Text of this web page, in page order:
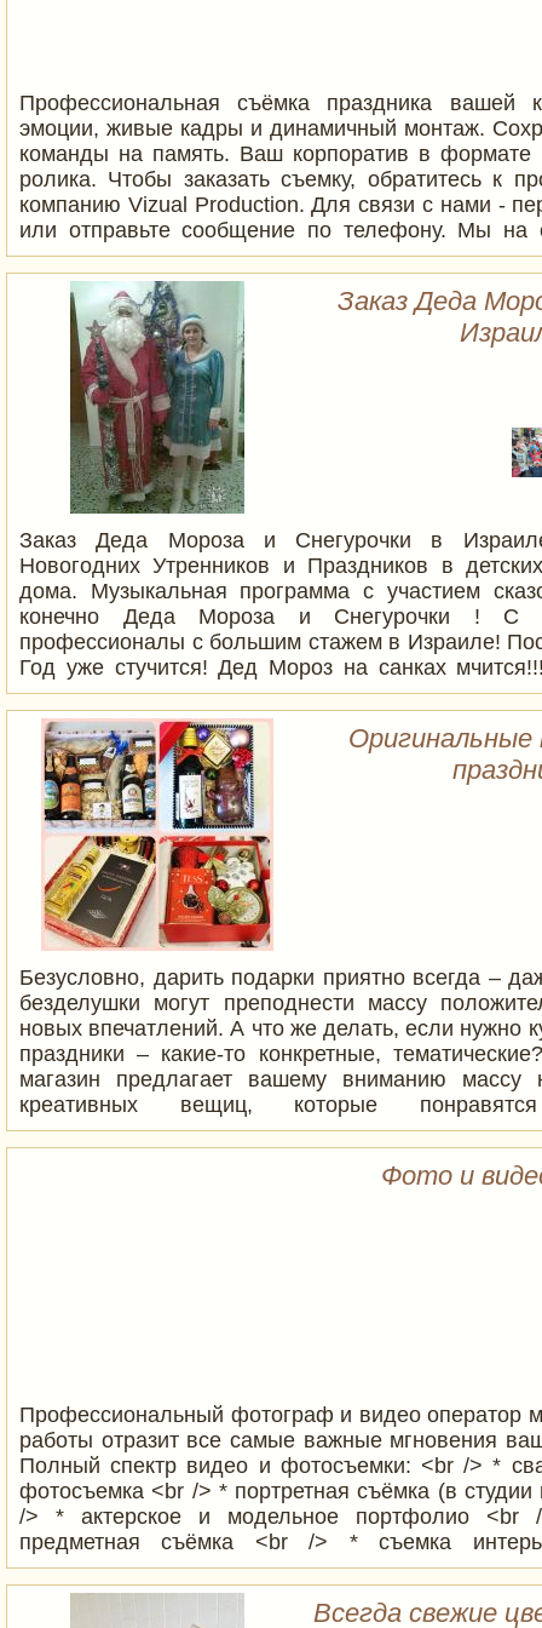
Профессиональная съёмка праздника вашей
эмоции, живые кадры и динамичный монтаж.
команды на память. Ваш корпоратив в формате
ролика. Чтобы заказать съемку, обратитесь к
компанию Vizual Production. Для связи с нами -
или отправьте сообщение по телефону. Мы на
telegram / whatsapp / zoom / e-mail. Контакты на
расчет стоимости прямо сейчас! https://
+35799984641 WhatsApp/TelegramЗаказ Деда
Заказ Деда Мороза и Снегурочки в
Новогодних Утренников и Праздников в
дома. Музыкальная программа с участием
конечно Деда Мороза и Снегурочки ! С
профессионалы с большим стажем в Израиле!
Год уже стучится! Дед Мороз на санках
Мороза и Снегурочку на Ваше торжество по
вами работают профессионалы с большим
Оригинальные
Безусловно, дарить подарки приятно всегда –
безделушки могут преподнести массу
новых впечатлений. А что же делать, если нужно
праздники – какие-то конкретные,
магазин предлагает вашему вниманию массу
креативных вещиц, которые
https://instagram.com/
Фото и
Профессиональный фотограф и видео оператор
работы отразит все самые важные мгновения
Полный спектр видео и фотосъемки: <br /> *
фотосъемка <br /> * портретная съёмка (в
/> * актерское и модельное портфолио <br
предметная съёмка <br /> * съемка
репортажная фото и видео съёмка:
рождения, юбилеи, корпоративные мероприятия и
Всегда свежие